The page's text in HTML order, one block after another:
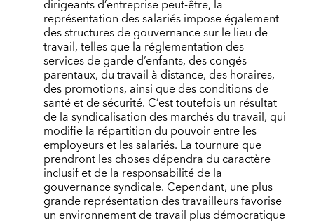
dirigeants d’entreprise peut-être, la
représentation des salariés impose également
des structures de gouvernance sur le lieu de
travail, telles que la réglementation des
services de garde d’enfants, des congés
parentaux, du travail à distance, des horaires,
des promotions, ainsi que des conditions de
santé et de sécurité. C’est toutefois un résultat
de la syndicalisation des marchés du travail, qui
modifie la répartition du pouvoir entre les
employeurs et les salariés. La tournure que
prendront les choses dépendra du caractère
inclusif et de la responsabilité de la
gouvernance syndicale. Cependant, une plus
grande représentation des travailleurs favorise
un environnement de travail plus démocratique